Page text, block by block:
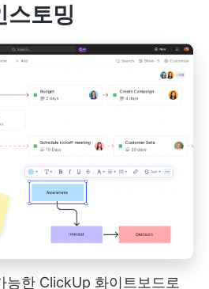
스토밍
능한 ClickUp 화이트보드로